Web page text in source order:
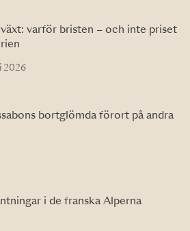
varför bristen – och inte priset
2026
bortglömda förort på andra
i de franska Alperna